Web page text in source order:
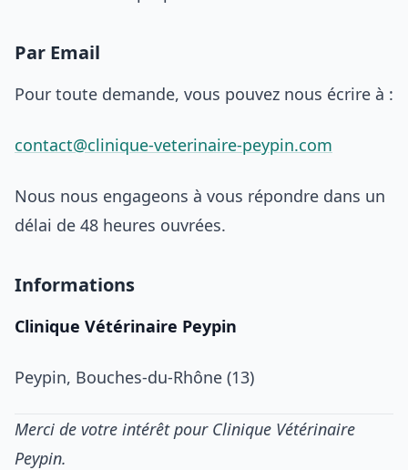
Par Email
Pour toute demande, vous pouvez nous écrire à :
contact@clinique-veterinaire-peypin.com
Nous nous engageons à vous répondre dans un
délai de 48 heures ouvrées.
Informations
Clinique Vétérinaire Peypin
Peypin, Bouches-du-Rhône (13)
Merci de votre intérêt pour Clinique Vétérinaire
Peypin.